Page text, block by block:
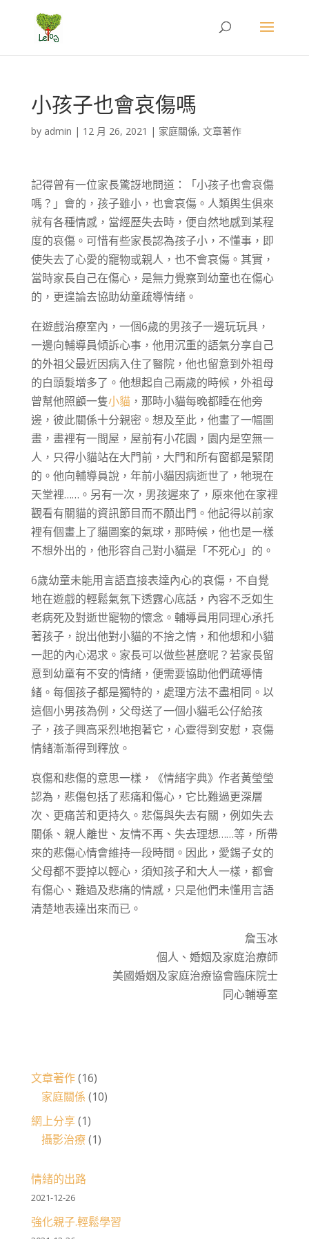
小孩子也會哀傷嗎
by admin | 12 月 26, 2021 | 家庭關係, 文章著作
記得曾有一位家長驚訝地問道：「小孩子也會哀傷
嗎？」會的，孩子雖小，也會哀傷。人類舆生俱來
就有各種情感，當經歷失去時，便自然地感到某程
度的哀傷。可惜有些家長認為孩子小，不懂事，即
使失去了心愛的竉物或親人，也不會哀傷。其實，
當時家長自己在傷心，是無力覺察到幼童也在傷心
的，更遑論去協助幼童疏導情绪。
在遊戲治療室內，一個6歲的男孩子一邊玩玩具，
一邊向輔導員傾訴心事，他用沉重的語氣分享自己
的外祖父最近因病入住了醫院，他也留意到外祖母
的白頭髮增多了。他想起自己兩歲的時候，外祖母
曾幫他照顧一隻小貓，那時小貓每晚都睡在他旁
邊，彼此關係十分親密。想及至此，他畫了一幅圖
畫，畫裡有一間屋，屋前有小花園，園内是空無一
人，只得小貓站在大門前，大門和所有窗都是緊閉
的。他向輔導員說，年前小貓因病逝世了，牠現在
天堂裡……。另有一次，男孩遲來了，原來他在家裡
觀看有關貓的資訊節目而不願出門。他記得以前家
裡有個畫上了貓圖案的氣球，那時候，他也是一樣
不想外出的，他形容自己對小貓是「不死心」的。
6歲幼童未能用言語直接表達內心的哀傷，不自覺
地在遊戲的輕鬆氣氛下透露心底話，內容不乏如生
老病死及對逝世寵物的懷念。輔導員用同理心承托
著孩子，說出他對小貓的不捨之情，和他想和小貓
一起的內心渴求。家長可以做些甚麼呢？若家長留
意到幼童有不安的情緒，便需要協助他們疏導情
緒。每個孩子都是獨特的，處理方法不盡相同。以
這個小男孩為例，父母送了一個小貓毛公仔給孩
子，孩子興高采烈地抱著它，心靈得到安慰，哀傷
情緒漸漸得到釋放。
哀傷和悲傷的意思一樣，《情緒字典》作者黃瑩瑩
認為，悲傷包括了悲痛和傷心，它比難過更深層
次、更痛苦和更持久。悲傷與失去有關，例如失去
關係、親人離世、友情不再、失去理想……等，所帶
來的悲傷心情會維持一段時間。因此，愛錫子女的
父母都不要掉以輕心，須知孩子和大人一樣，都會
有傷心、難過及悲痛的情感，只是他們未懂用言語
清楚地表達出來而已。
詹玉冰
個人、婚姻及家庭治療師
美國婚姻及家庭治療協會臨床院士
同心輔導室
文章著作(16)
家庭關係 (10)
網上分享(1)
攝影治療(1)
情緒的出路
2021-12-26
強化親子.輕鬆學習